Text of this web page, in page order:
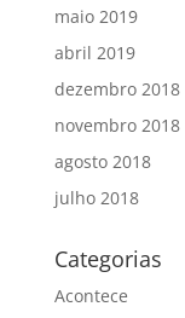
maio 2019
abril 2019
dezembro 2018
novembro 2018
agosto 2018
julho 2018
Categorias
Acontece